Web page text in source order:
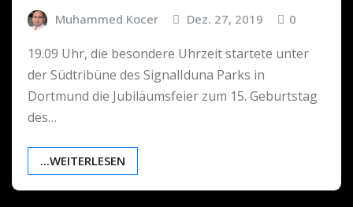
Muhammed Kocer Dez. 27, 2019 0
19.09 Uhr, die besondere Uhrzeit startete unter
der Südtribüne des SignalIduna Parks in
Dortmund die Jubiläumsfeier zum 15. Geburtstag
des…
...WEITERLESEN